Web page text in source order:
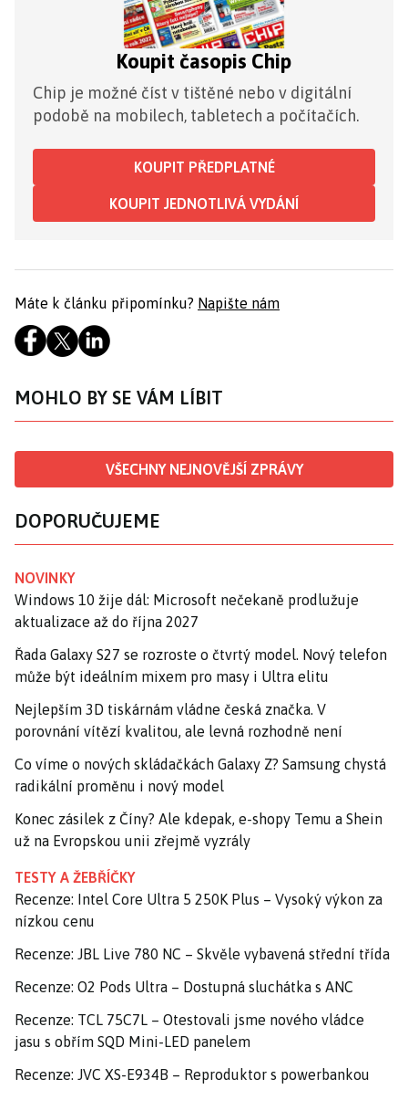
Koupit časopis Chip
Chip je možné číst v tištěné nebo v digitální
podobě na mobilech, tabletech a počítačích.
KOUPIT PŘEDPLATNÉ
KOUPIT JEDNOTLIVÁ VYDÁNÍ
Máte k článku připomínku? Napište nám
MOHLO BY SE VÁM LÍBIT
VŠECHNY NEJNOVĚJŠÍ ZPRÁVY
DOPORUČUJEME
NOVINKY
Windows 10 žije dál: Microsoft nečekaně prodlužuje
aktualizace až do října 2027
Řada Galaxy S27 se rozroste o čtvrtý model. Nový telefon
může být ideálním mixem pro masy i Ultra elitu
Nejlepším 3D tiskárnám vládne česká značka. V
porovnání vítězí kvalitou, ale levná rozhodně není
Co víme o nových skládačkách Galaxy Z? Samsung chystá
radikální proměnu i nový model
Konec zásilek z Číny? Ale kdepak, e-shopy Temu a Shein
už na Evropskou unii zřejmě vyzrály
TESTY A ŽEBŘÍČKY
Recenze: Intel Core Ultra 5 250K Plus – Vysoký výkon za
nízkou cenu
Recenze: JBL Live 780 NC – Skvěle vybavená střední třída
Recenze: O2 Pods Ultra – Dostupná sluchátka s ANC
Recenze: TCL 75C7L – Otestovali jsme nového vládce
jasu s obřím SQD Mini-LED panelem
Recenze: JVC XS-E934B – Reproduktor s powerbankou